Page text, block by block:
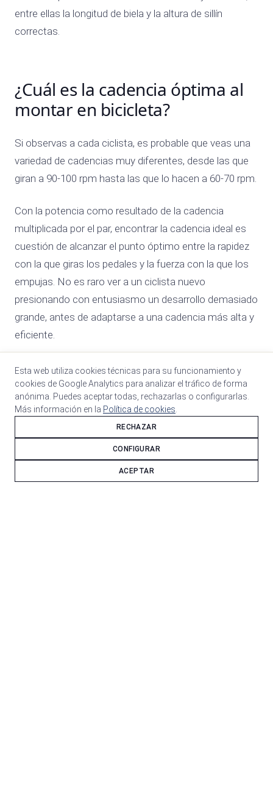
entre ellas la longitud de biela y la altura de sillín
correctas.
¿Cuál es la cadencia óptima al
montar en bicicleta?
Si observas a cada ciclista, es probable que veas una
variedad de cadencias muy diferentes, desde las que
giran a 90-100 rpm hasta las que lo hacen a 60-70 rpm.
Con la potencia como resultado de la cadencia
multiplicada por el par, encontrar la cadencia ideal es
cuestión de alcanzar el punto óptimo entre la rapidez
con la que giras los pedales y la fuerza con la que los
empujas. No es raro ver a un ciclista nuevo
presionando con entusiasmo un desarrollo demasiado
grande, antes de adaptarse a una cadencia más alta y
eficiente.
Es un tema muy debatido, pero lo que sí es cierto es
que varía de un ciclista a otro. El rango normal
recomendado para la cadencia oscila entre 80 y 100
revoluciones por minuto. No creo que haya una
cadencia óptima específica, pero una teoría actual
sugiere que debes entrenar para hacer girar más rápido
los pedales: se dice que se hace un uso más eficiente
Esta web utiliza cookies técnicas para su funcionamiento y
cookies de Google Analytics para analizar el tráfico de forma
anónima. Puedes aceptar todas, rechazarlas o configurarlas.
Más información en la Política de cookies
RECHAZAR
CONFIGURAR
ACEPTAR